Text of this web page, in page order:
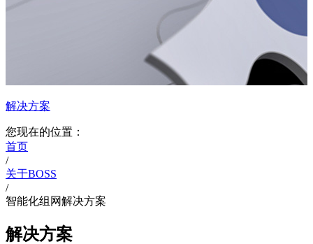
解决方案
您现在的位置：
首页
/
关于BOSS
/
智能化组网解决方案
解决方案